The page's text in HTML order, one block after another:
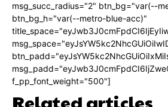
msg_succ_radius="2" btn_bg="var(--
btn_bg_h="var(--metro-blue-acc)"
f_pp_font_weight="500"]
Related articles